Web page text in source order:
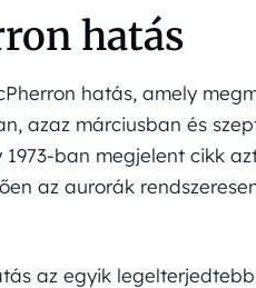
hatás
hatás, amely
azaz márciusban és
1973-ban megjelent cikk
az aurorák
az egyik